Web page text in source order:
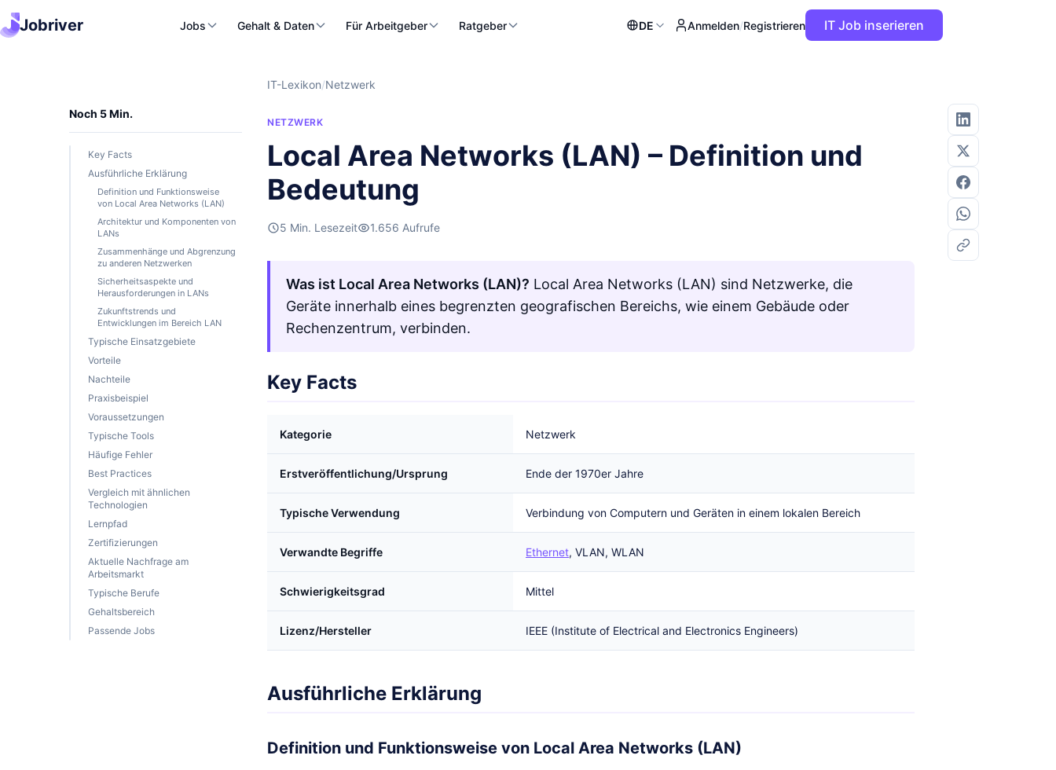
Jobriver Jobs Gehalt & Daten Für Arbeitgeber Ratgeber DE Anmelden/Registrieren IT Job inserieren
Noch 5 Min.
Key Facts
Ausführliche Erklärung
Definition und Funktionsweise
von Local Area Networks (LAN)
Architektur und Komponenten von
LANs
Zusammenhänge und Abgrenzung
zu anderen Netzwerken
Sicherheitsaspekte und
Herausforderungen in LANs
Zukunftstrends und
Entwicklungen im Bereich LAN
Typische Einsatzgebiete
Vorteile
Nachteile
Praxisbeispiel
Voraussetzungen
Typische Tools
Häufige Fehler
Best Practices
Vergleich mit ähnlichen
Technologien
Lernpfad
Zertifizierungen
Aktuelle Nachfrage am
Arbeitsmarkt
Typische Berufe
Gehaltsbereich
Passende Jobs
IT-Lexikon/Netzwerk
NETZWERK
Local Area Networks (LAN) – Definition und
Bedeutung
5 Min. Lesezeit 1.656 Aufrufe
Was ist Local Area Networks (LAN)? Local Area Networks (LAN) sind Netzwerke, die
Geräte innerhalb eines begrenzten geografischen Bereichs, wie einem Gebäude oder
Rechenzentrum, verbinden.
Key Facts
Kategorie Netzwerk
Erstveröffentlichung/Ursprung Ende der 1970er Jahre
Typische Verwendung Verbindung von Computern und Geräten in einem lokalen Bereich
Verwandte Begriffe Ethernet, VLAN, WLAN
Schwierigkeitsgrad Mittel
Lizenz/Hersteller IEEE (Institute of Electrical and Electronics Engineers)
Ausführliche Erklärung
Definition und Funktionsweise von Local Area Networks (LAN)